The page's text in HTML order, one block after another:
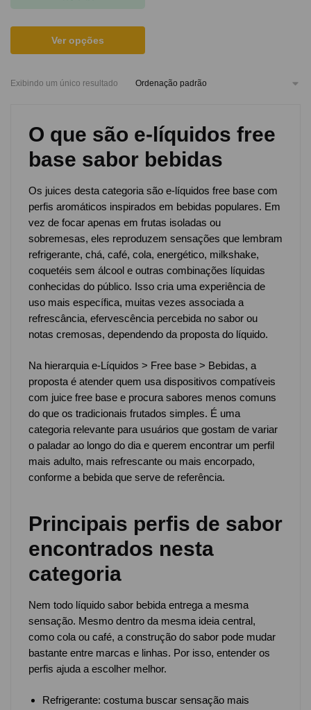
Ver opções
Exibindo um único resultado
O que são e-líquidos free
base sabor bebidas
Os juices desta categoria são e-líquidos free base com
perfis aromáticos inspirados em bebidas populares. Em
vez de focar apenas em frutas isoladas ou
sobremesas, eles reproduzem sensações que lembram
refrigerante, chá, café, cola, energético, milkshake,
coquetéis sem álcool e outras combinações líquidas
conhecidas do público. Isso cria uma experiência de
uso mais específica, muitas vezes associada a
refrescância, efervescência percebida no sabor ou
notas cremosas, dependendo da proposta do líquido.
Na hierarquia e-Líquidos > Free base > Bebidas, a
proposta é atender quem usa dispositivos compatíveis
com juice free base e procura sabores menos comuns
do que os tradicionais frutados simples. É uma
categoria relevante para usuários que gostam de variar
o paladar ao longo do dia e querem encontrar um perfil
mais adulto, mais refrescante ou mais encorpado,
conforme a bebida que serve de referência.
Principais perfis de sabor
encontrados nesta
categoria
Nem todo líquido sabor bebida entrega a mesma
sensação. Mesmo dentro da mesma ideia central,
como cola ou café, a construção do sabor pode mudar
bastante entre marcas e linhas. Por isso, entender os
perfis ajuda a escolher melhor.
Refrigerante: costuma buscar sensação mais